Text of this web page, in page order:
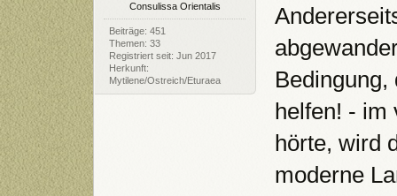
Consulissa Orientalis
Beiträge: 451
Themen: 33
Registriert seit: Jun 2017
Herkunft:
Mytilene/Ostreich/Eturaea
helfen! - im
hörte, wird
moderne